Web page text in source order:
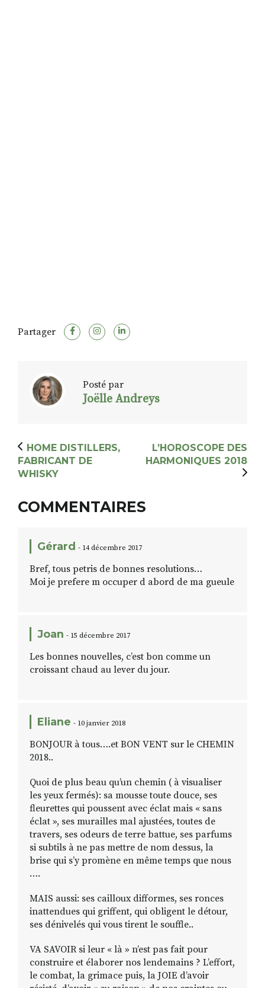
Partager
Posté par
Joëlle Andreys
HOME DISTILLERS,
FABRICANT DE
WHISKY
L’HOROSCOPE DES
HARMONIQUES 2018
COMMENTAIRES
Gérard - 14 décembre 2017
Bref, tous petris de bonnes resolutions…
Moi je prefere m occuper d abord de ma gueule
Joan - 15 décembre 2017
Les bonnes nouvelles, c’est bon comme un
croissant chaud au lever du jour.
Eliane - 10 janvier 2018
BONJOUR à tous….et BON VENT sur le CHEMIN
2018..
Quoi de plus beau qu’un chemin ( à visualiser
les yeux fermés): sa mousse toute douce, ses
fleurettes qui poussent avec éclat mais « sans
éclat », ses murailles mal ajustées, toutes de
travers, ses odeurs de terre battue, ses parfums
si subtils à ne pas mettre de nom dessus, la
brise qui s’y promène en même temps que nous
….
MAIS aussi: ses cailloux difformes, ses ronces
inattendues qui griffent, qui obligent le détour,
ses dénivelés qui vous tirent le souffle..
VA SAVOIR si leur « là » n’est pas fait pour
construire et élaborer nos lendemains ? L’effort,
le combat, la grimace puis, la JOIE d’avoir